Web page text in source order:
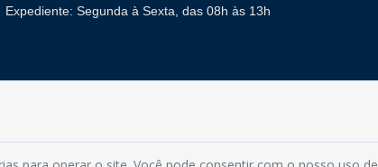
Expediente: Segunda à Sexta, das 08h às 13h